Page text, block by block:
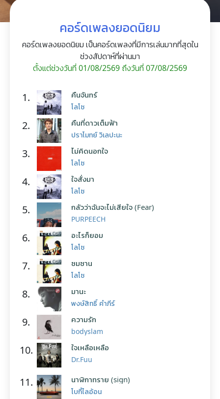
คอร์ดเพลงยอดนิยม
คอร์ดเพลงยอดนิยม เป็นคอร์ดเพลงที่มีการเล่นมากที่สุดใน
ช่วงสัปดาห์ที่ผ่านมา
ตั้งแต่ช่วงวันที่ 01/08/2569 ถึงวันที่ 07/08/2569
1. คืนจันทร์
โลโซ
2. คืนที่ดาวเต็มฟ้า
ปราโมทย์ วิเลปะนะ
3. ไม่คิดนอกใจ
โลโซ
4. ใจสั่งมา
โลโซ
5. กลัวว่าฉันจะไม่เสียใจ (Fear)
PURPEECH
6. อะไรก็ยอม
โลโซ
7. ซมซาน
โลโซ
8. มานะ
พงษ์สิทธิ์ คำภีร์
9. ความรัก
bodyslam
10. ใจเหลือเหลือ
Dr.Fuu
11. นาฬิกาทราย (sign)
โบกี้ไลอ้อน